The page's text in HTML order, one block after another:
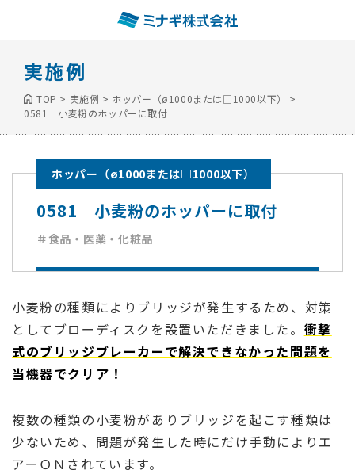
実施例
TOP > 実施例 > ホッパー（ø1000または□1000以下）
>
0581 小麦粉のホッパーに取付
ホッパー（ø1000または□1000以下）
0581 小麦粉のホッパーに取付
＃食品・医薬・化粧品
小麦粉の種類によりブリッジが発生するため、対策
としてブローディスクを設置いただきました。 衝撃
式のブリッジブレーカーで解決できなかった問題を
当機器でクリア！
複数の種類の小麦粉がありブリッジを起こす種類は
少ないため、問題が発生した時にだけ手動によりエ
アーＯＮされています。